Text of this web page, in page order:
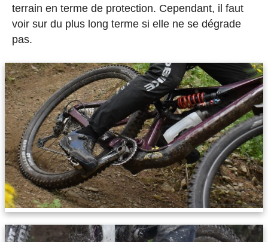
terrain en terme de protection. Cependant, il faut
voir sur du plus long terme si elle ne se dégrade
pas.